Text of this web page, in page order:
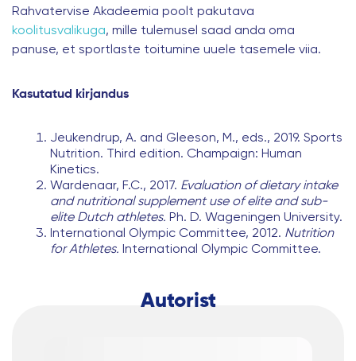
Rahvatervise Akadeemia poolt pakutava
koolitusvalikuga, mille tulemusel saad anda oma
panuse, et sportlaste toitumine uuele tasemele viia.
Kasutatud kirjandus
Jeukendrup, A. and Gleeson, M., eds., 2019. Sports
Nutrition. Third edition. Champaign: Human
Kinetics.
Wardenaar, F.C., 2017. Evaluation of dietary intake
and nutritional supplement use of elite and sub-
elite Dutch athletes. Ph. D. Wageningen University.
International Olympic Committee, 2012. Nutrition
for Athletes. International Olympic Committee.
Autorist